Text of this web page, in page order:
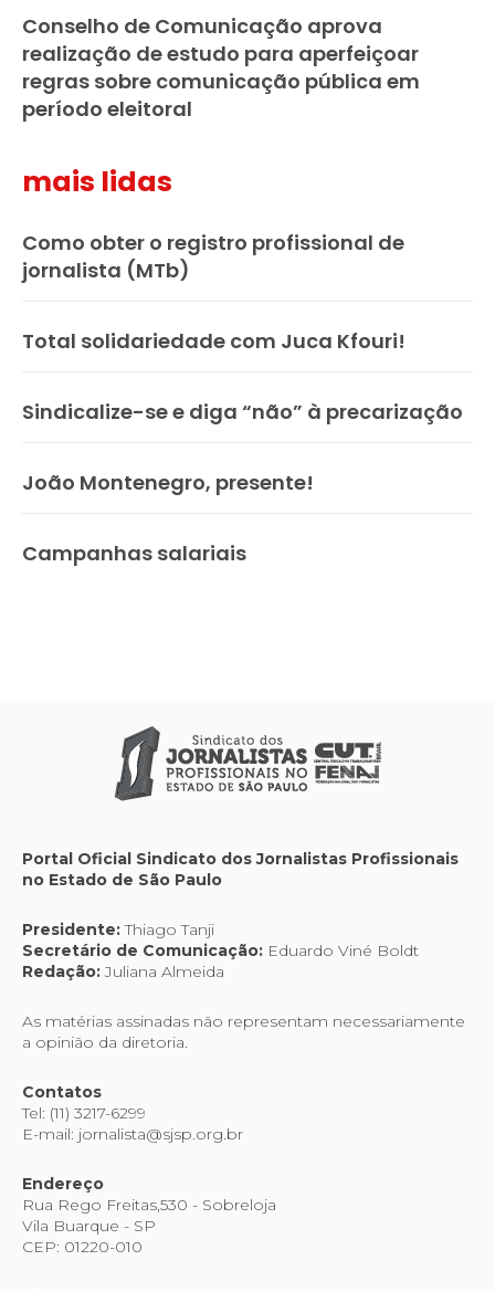
Conselho de Comunicação aprova
realização de estudo para aperfeiçoar
regras sobre comunicação pública em
período eleitoral
mais lidas
Como obter o registro profissional de
jornalista (MTb)
Total solidariedade com Juca Kfouri!
Sindicalize-se e diga “não” à precarização
João Montenegro, presente!
Campanhas salariais
Portal Oficial Sindicato dos Jornalistas Profissionais
no Estado de São Paulo
Presidente:Thiago Tanji
Secretário de Comunicação: Eduardo Viné Boldt
Redação:Juliana Almeida
As matérias assinadas não representam necessariamente
a opinião da diretoria.
Contatos
Tel: (11) 3217-6299
E-mail: jornalista@sjsp.org.br
Endereço
Rua Rego Freitas,530 - Sobreloja
Vila Buarque - SP
CEP: 01220-010